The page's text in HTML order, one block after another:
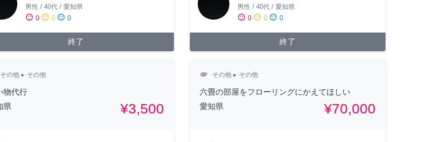
男性 / 40代 / 愛知県
sentiment_satisfied 0 sentiment_neutral 0 sentiment_dissatisfied 0
終了
男性 / 40代/ 愛知県
sentiment_satisfied 0 sentiment_neutral 0 sentiment_dissatisfied 0
終了
その他 ▸ その他
物代行
県
¥3,500
attachment その他▸ その他
六畳の部屋をフローリングにかえてほしい
愛知県
¥70,000